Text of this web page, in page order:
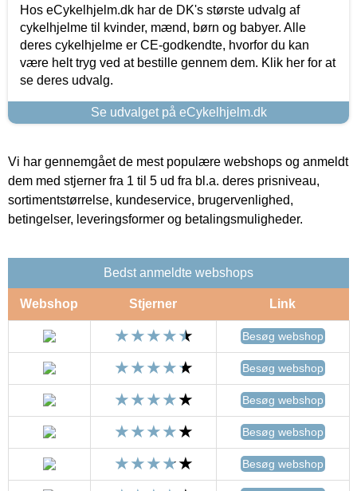
Hos eCykelhjelm.dk har de DK's største udvalg af
cykelhjelme til kvinder, mænd, børn og babyer. Alle
deres cykelhjelme er CE-godkendte, hvorfor du kan
være helt tryg ved at bestille gennem dem. Klik her for at
se deres udvalg.
Se udvalget på eCykelhjelm.dk
Vi har gennemgået de mest populære webshops og anmeldt
dem med stjerner fra 1 til 5 ud fra bl.a. deres prisniveau,
sortimentstørrelse, kundeservice, brugervenlighed,
betingelser, leveringsformer og betalingsmuligheder.
Bedst anmeldte webshops
Webshop Stjerner Link
Besøg webshop
Besøg webshop
Besøg webshop
Besøg webshop
Besøg webshop